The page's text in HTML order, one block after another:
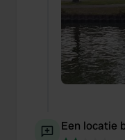
Een locatie